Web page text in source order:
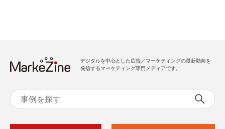
デジタルを中心とした広告／マーケティングの最新動向を
発信するマーケティング専門メディアです。